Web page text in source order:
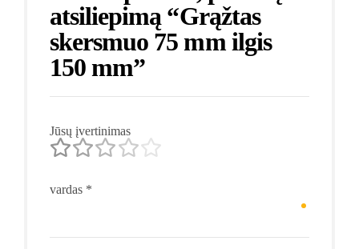
atsiliepimą “Grąžtas
skersmuo 75 mm ilgis
150 mm”
Jūsų įvertinimas
vardas *